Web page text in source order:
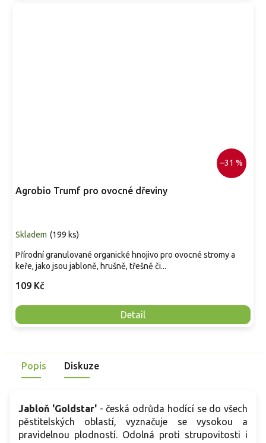
–31 %
Agrobio Trumf pro ovocné dřeviny
Skladem (199 ks)
109 Kč
Detail
Přírodní granulované organické hnojivo pro ovocné stromy a
keře, jako jsou jabloně, hrušně, třešně či...
Popis Diskuze
Jabloň 'Goldstar'- česká odrůda hodící se do všech
pěstitelských oblastí, vyznačuje se vysokou a
pravidelnou plodností. Odolná proti strupovitosti i